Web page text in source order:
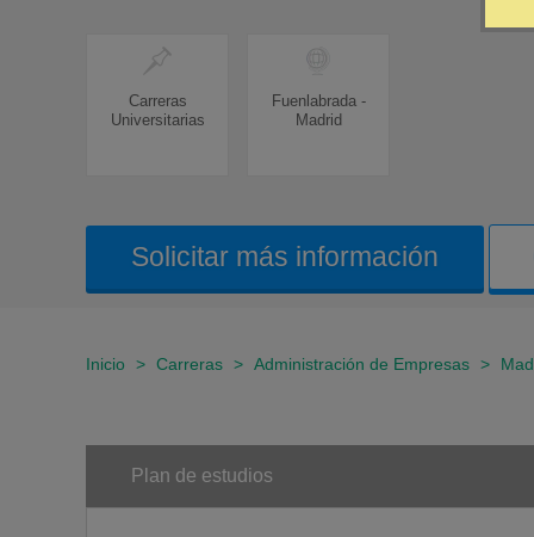
Carreras
Universitarias
Fuenlabrada -
Madrid
Solicitar más información
Inicio > Carreras > Administración de Empresas >
Plan de estudios